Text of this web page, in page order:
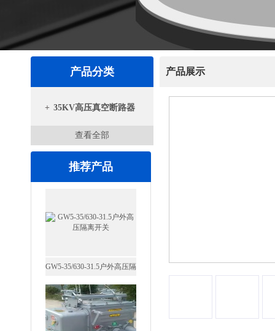
产品分类
+ 35KV高压真空断路器
查看全部
推荐产品
GW5-35/630-31.5户外高压隔
离开关
产品展示